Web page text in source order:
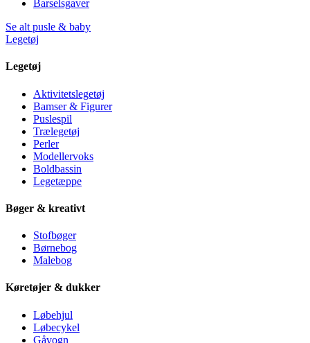
Barselsgaver
Se alt pusle & baby
Legetøj
Legetøj
Aktivitetslegetøj
Bamser & Figurer
Puslespil
Trælegetøj
Perler
Modellervoks
Boldbassin
Legetæppe
Bøger & kreativt
Stofbøger
Børnebog
Malebog
Køretøjer & dukker
Løbehjul
Løbecykel
Gåvogn